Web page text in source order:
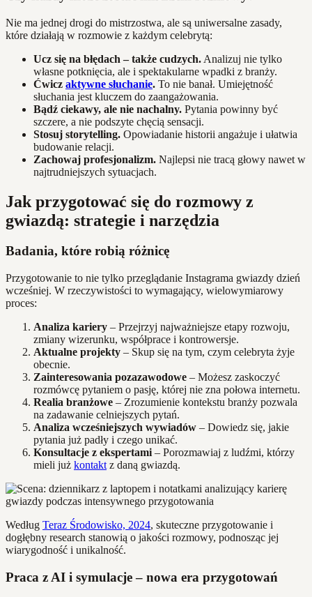
Nie ma jednej drogi do mistrzostwa, ale są uniwersalne zasady,
które działają w rozmowie z każdym celebrytą:
Ucz się na błędach – także cudzych. Analizuj nie tylko
własne potknięcia, ale i spektakularne wpadki z branży.
Ćwicz aktywne słuchanie. To nie banał. Umiejętność
słuchania jest kluczem do zaangażowania.
Bądź ciekawy, ale nie nachalny. Pytania powinny być
szczere, a nie podszyte chęcią sensacji.
Stosuj storytelling. Opowiadanie historii angażuje i ułatwia
budowanie relacji.
Zachowaj profesjonalizm. Najlepsi nie tracą głowy nawet w
najtrudniejszych sytuacjach.
Jak przygotować się do rozmowy z
gwiazdą: strategie i narzędzia
Badania, które robią różnicę
Przygotowanie to nie tylko przeglądanie Instagrama gwiazdy dzień
wcześniej. W rzeczywistości to wymagający, wielowymiarowy
proces:
Analiza kariery – Przejrzyj najważniejsze etapy rozwoju,
zmiany wizerunku, współprace i kontrowersje.
Aktualne projekty – Skup się na tym, czym celebryta żyje
obecnie.
Zainteresowania pozazawodowe – Możesz zaskoczyć
rozmówcę pytaniem o pasję, której nie zna połowa internetu.
Realia branżowe – Zrozumienie kontekstu branży pozwala
na zadawanie celniejszych pytań.
Analiza wcześniejszych wywiadów – Dowiedz się, jakie
pytania już padły i czego unikać.
Konsultacje z ekspertami – Porozmawiaj z ludźmi, którzy
mieli już kontakt z daną gwiazdą.
Według Teraz Środowisko, 2024, skuteczne przygotowanie i
dogłębny research stanowią o jakości rozmowy, podnosząc jej
wiarygodność i unikalność.
Praca z AI i symulacje – nowa era przygotowań